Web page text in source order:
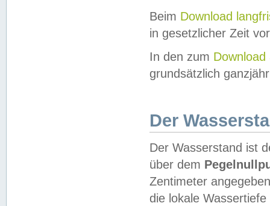
Beim Download
in gesetzlicher Zeit
In den zum Download
grundsätzlich
Der
Der Wasserstand ist
über dem
Zentimeter
die lokale